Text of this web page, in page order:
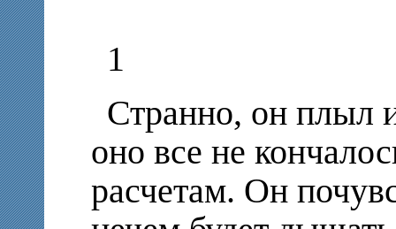
1
Странно, он плыл
оно все не
расчетам. Он